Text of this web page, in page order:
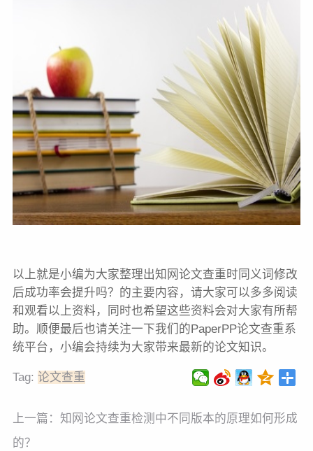
以上就是小编为大家整理出知网论文查重时同义词修改
后成功率会提升吗？的主要内容，请大家可以多多阅读
和观看以上资料，同时也希望这些资料会对大家有所帮
助。顺便最后也请关注一下我们的PaperPP论文查重系
统平台，小编会持续为大家带来最新的论文知识。
Tag: 论文查重
上一篇： 知网论文查重检测中不同版本的原理如何形成
的？